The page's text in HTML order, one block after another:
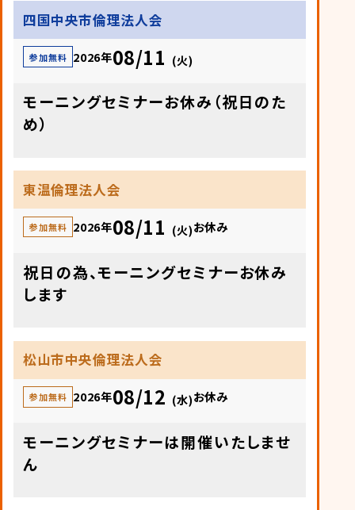
四国中央市倫理法人会
参加無料 2026年08/11 (火)
モーニングセミナーお休み（祝日のた
め）
東温倫理法人会
参加無料 2026年08/11 (火)お休み
祝日の為、モーニングセミナーお休み
します
松山市中央倫理法人会
参加無料 2026年08/12 (水)お休み
モーニングセミナーは開催いたしませ
ん